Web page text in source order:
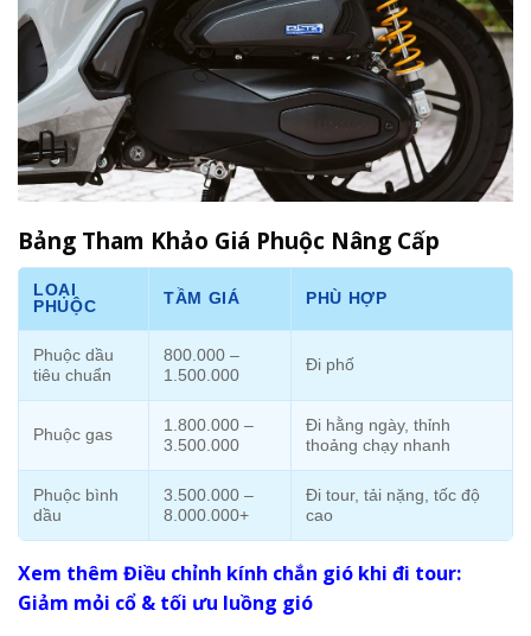
Bảng Tham Khảo Giá Phuộc Nâng Cấp
LOẠI
PHUỘC
TẦM GIÁ PHÙ HỢP
Phuộc dầu
tiêu chuẩn
800.000 –
1.500.000
Đi phố
Phuộc gas
1.800.000 –
3.500.000
Đi hằng ngày, thỉnh
thoảng chạy nhanh
Phuộc bình
dầu
3.500.000 –
8.000.000+
Đi tour, tải nặng, tốc độ
cao
Xem thêm Điều chỉnh kính chắn gió khi đi tour:
Giảm mỏi cổ & tối ưu luồng gió